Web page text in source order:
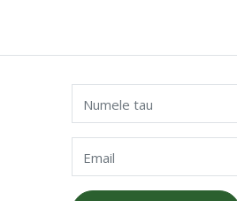
Numele tau
Email